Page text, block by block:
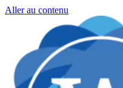
Aller au contenu